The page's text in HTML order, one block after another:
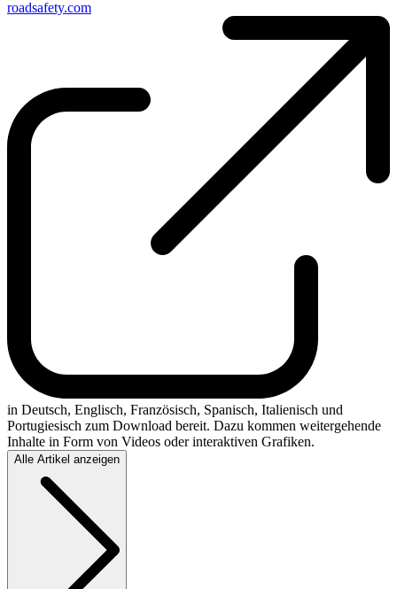
roadsafety.com
in Deutsch, Englisch, Französisch, Spanisch, Italienisch und
Portugiesisch zum Download bereit. Dazu kommen weitergehende
Inhalte in Form von Videos oder interaktiven Grafiken.
Alle Artikel anzeigen